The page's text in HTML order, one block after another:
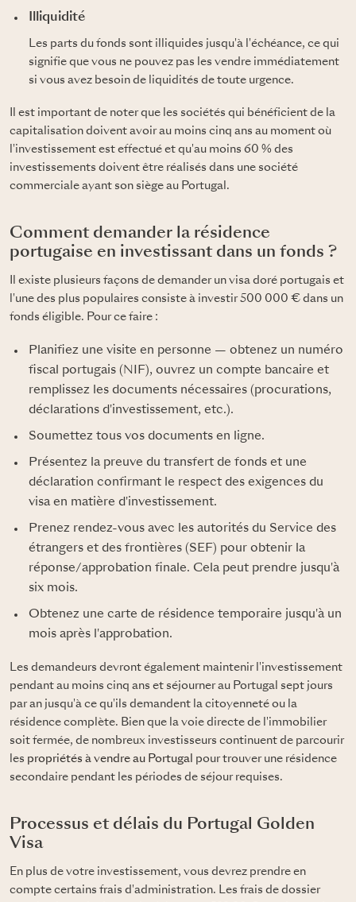
Illiquidité
Les parts du fonds sont illiquides jusqu'à l'échéance, ce qui
signifie que vous ne pouvez pas les vendre immédiatement
si vous avez besoin de liquidités de toute urgence.
Il est important de noter que les sociétés qui bénéficient de la
capitalisation doivent avoir au moins cinq ans au moment où
l'investissement est effectué et qu'au moins 60 % des
investissements doivent être réalisés dans une société
commerciale ayant son siège au Portugal.
Comment demander la résidence
portugaise en investissant dans un fonds ?
Il existe plusieurs façons de demander un visa doré portugais et
l'une des plus populaires consiste à investir 500 000 € dans un
fonds éligible. Pour ce faire :
Planifiez une visite en personne — obtenez un numéro
fiscal portugais (NIF), ouvrez un compte bancaire et
remplissez les documents nécessaires (procurations,
déclarations d'investissement, etc.).
Soumettez tous vos documents en ligne.
Présentez la preuve du transfert de fonds et une
déclaration confirmant le respect des exigences du
visa en matière d'investissement.
Prenez rendez-vous avec les autorités du Service des
étrangers et des frontières (SEF) pour obtenir la
réponse/approbation finale. Cela peut prendre jusqu'à
six mois.
Obtenez une carte de résidence temporaire jusqu'à un
mois après l'approbation.
Les demandeurs devront également maintenir l'investissement
pendant au moins cinq ans et séjourner au Portugal sept jours
par an jusqu'à ce qu'ils demandent la citoyenneté ou la
résidence complète. Bien que la voie directe de l'immobilier
soit fermée, de nombreux investisseurs continuent de parcourir
les propriétés à vendre au Portugal pour trouver une résidence
secondaire pendant les périodes de séjour requises.
Processus et délais du Portugal Golden
Visa
En plus de votre investissement, vous devrez prendre en
compte certains frais d'administration. Les frais de dossier